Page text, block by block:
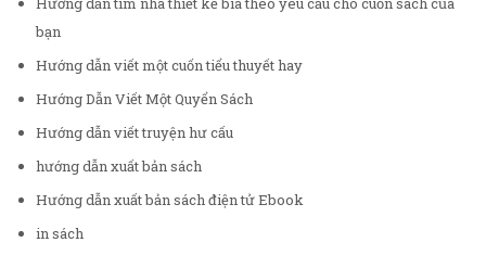
bạn
Hướng dẫn viết một cuốn tiểu thuyết hay
Hướng Dẫn Viết Một Quyển Sách
Hướng dẫn viết truyện hư cấu
hướng dẫn xuất bản sách
Hướng dẫn xuất bản sách điện tử Ebook
in sách